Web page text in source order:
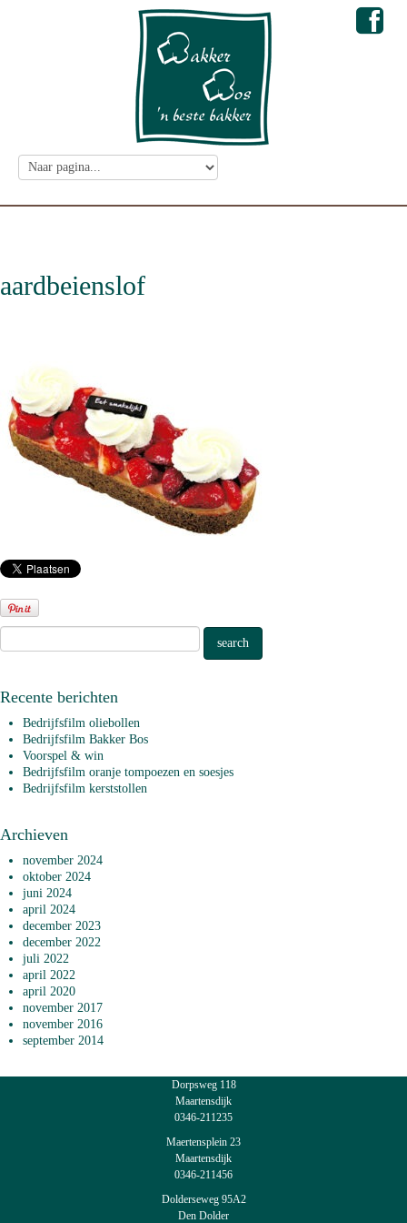
aardbeienslof
Recente berichten
Bedrijfsfilm oliebollen
Bedrijfsfilm Bakker Bos
Voorspel & win
Bedrijfsfilm oranje tompoezen en soesjes
Bedrijfsfilm kerststollen
Archieven
november 2024
oktober 2024
juni 2024
april 2024
december 2023
december 2022
juli 2022
april 2022
april 2020
november 2017
november 2016
september 2014
Dorpsweg 118
Maartensdijk
0346-211235
Maertensplein 23
Maartensdijk
0346-211456
Dolderseweg 95A2
Den Dolder